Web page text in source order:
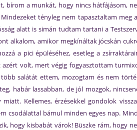
bírom a munkát, hogy nincs hátfájásom,
tényleg nem tapasztaltam meg
alatt is simán tudtam tartani a
alkalom, amikor megkínáltak jócskán
a pici épüléséhez, esetleg a
azért volt, mert végig fogyasztottam
salátát ettem, mozogtam és nem
habár lassabban, de jól mozgok,
Kellemes, érzésekkel gondolok
csodálattal bámul minden egyes nap.
hogy kisbabát várok! Büszke rám, hogy